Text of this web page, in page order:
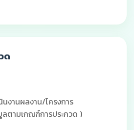
ด
งานผลงาน/โครงการ
ลตามเกณฑ์การประกวด )